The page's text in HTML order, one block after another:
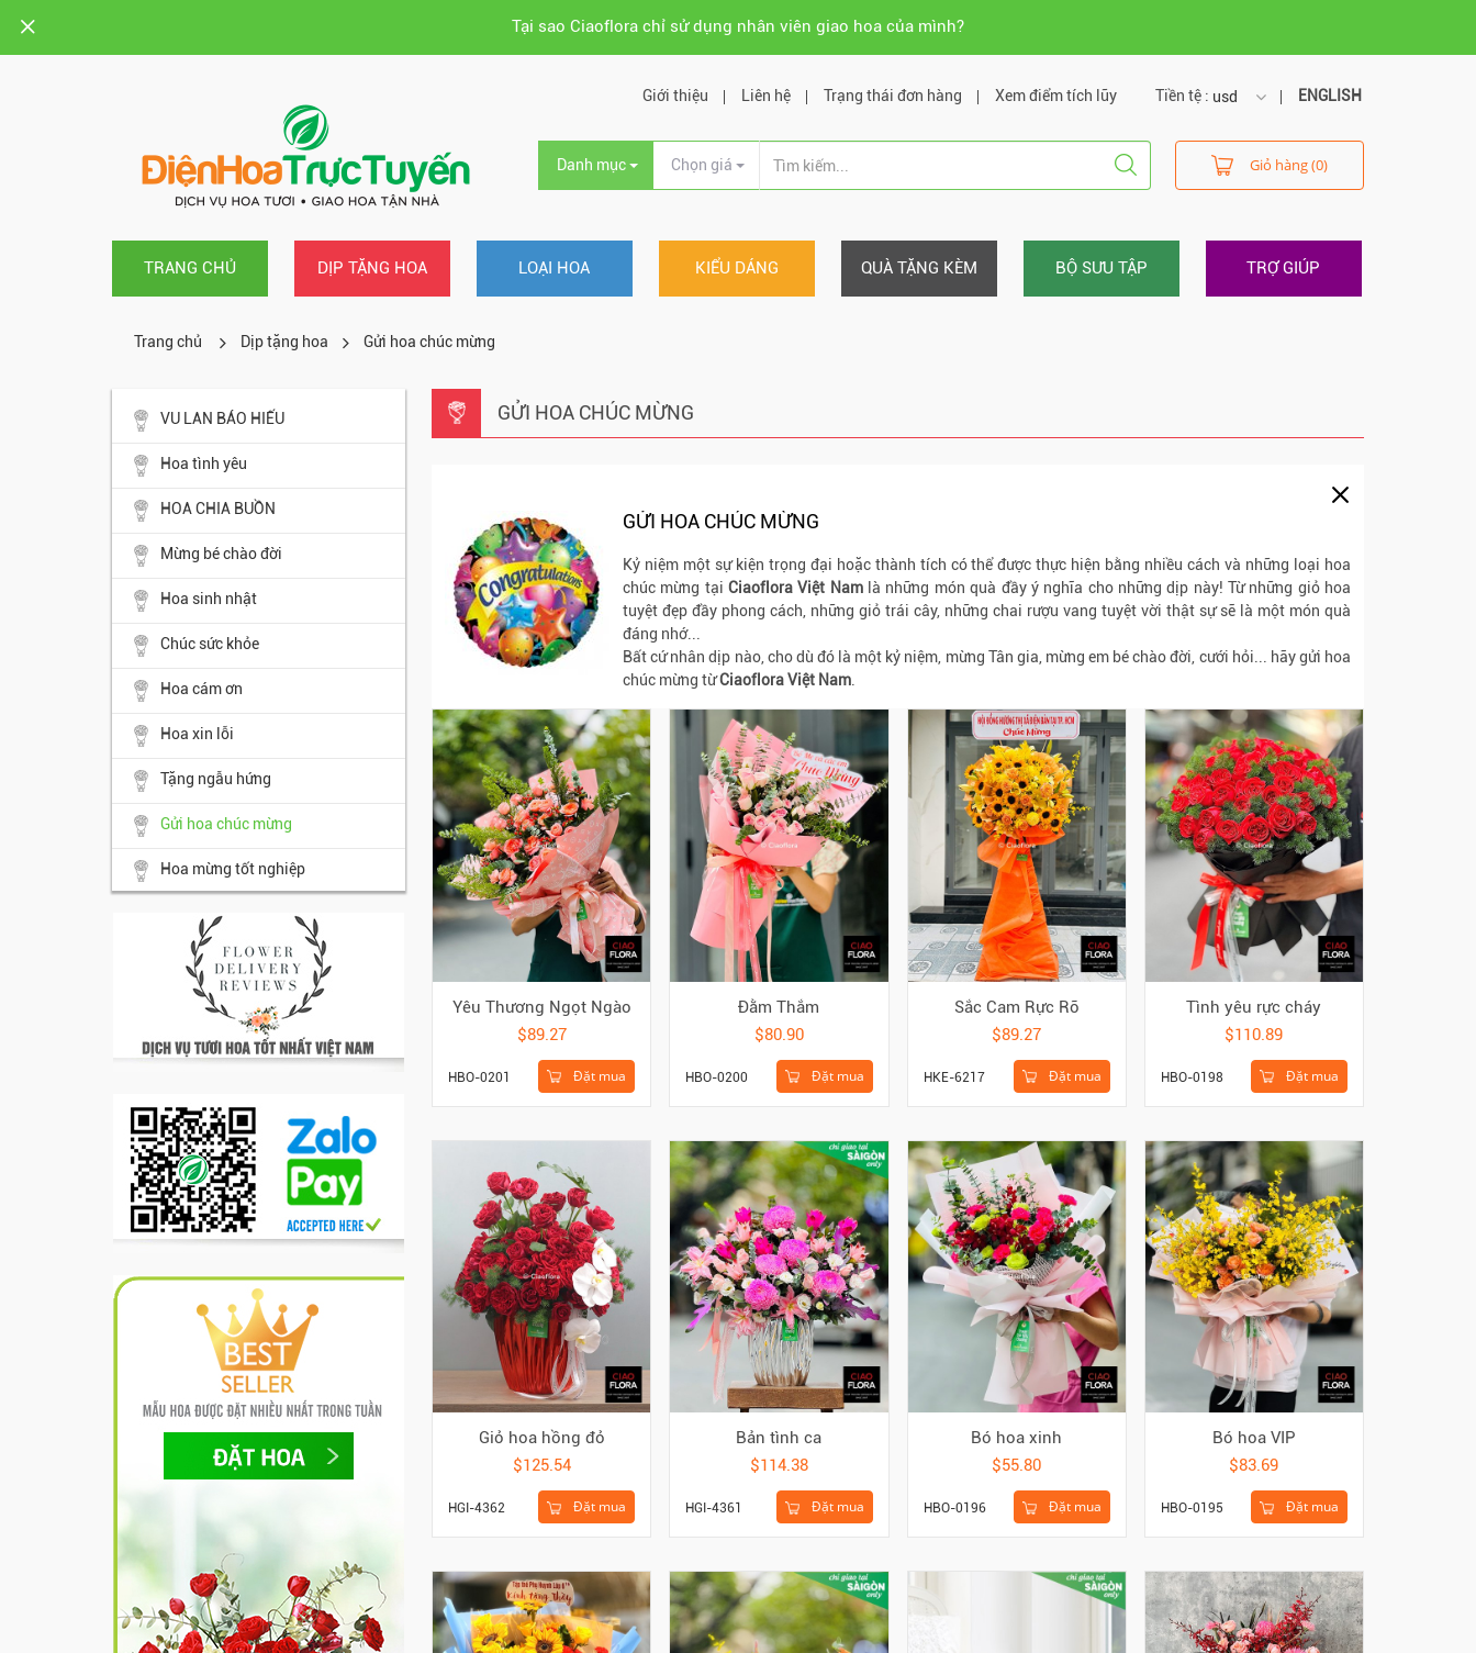
Tại sao Ciaoflora chỉ sử dụng nhân viên giao hoa của mình?
Tiền tệ : usd
usd
vnd
ENGLISH
Giới thiệu Liên hệ Trạng thái đơn hàng Xem điểm tích lũy
Danh mục Chọn giá Giỏ hàng (0)
TRANG CHỦ DỊP TẶNG HOA LOẠI HOA KIỂU DÁNG QUÀ TẶNG KÈM BỘ SƯU TẬP TRỢ GIÚP
Trang chủ Dịp tặng hoa Gửi hoa chúc mừng
VU LAN BÁO HIẾU
Hoa tình yêu
HOA CHIA BUỒN
Mừng bé chào đời
Hoa sinh nhật
Chúc sức khỏe
Hoa cám ơn
Hoa xin lỗi
Tặng ngẫu hứng
Gửi hoa chúc mừng
Hoa mừng tốt nghiệp
GỬI HOA CHÚC MỪNG
GỬI HOA CHÚC MỪNG
Kỷ niệm một sự kiện trọng đại hoặc thành tích có thể được thực hiện bằng nhiều cách và những loại hoa
chúc mừng tạiCiaoflora Việt Namlà những món quà đầy ý nghĩa cho những dịp này! Từ những giỏ hoa
tuyệt đẹp đầy phong cách, những giỏ trái cây, những chai rượu vang tuyệt vời thật sự sẽ là một món quà
đáng nhớ...
Bất cứ nhân dịp nào, cho dù đó là một kỷ niệm, mừng Tân gia, mừng em bé chào đời, cưới hỏi... hãy gửi hoa
chúc mừng từCiaoflora Việt Nam
Yêu Thương Ngọt Ngào
$89.27
Đặt mua
HBO-0201
Đằm Thắm
$80.90
Đặt mua
HBO-0200
Sắc Cam Rực Rỡ
$89.27
Đặt mua
HKE-6217
Tình yêu rực cháy
$110.89
Đặt mua
HBO-0198
Giỏ hoa hồng đỏ
$125.54
Đặt mua
HGI-4362
Bản tình ca
$114.38
Đặt mua
HGI-4361
Bó hoa xinh
$55.80
Đặt mua
HBO-0196
Bó hoa VIP
$83.69
Đặt mua
HBO-0195